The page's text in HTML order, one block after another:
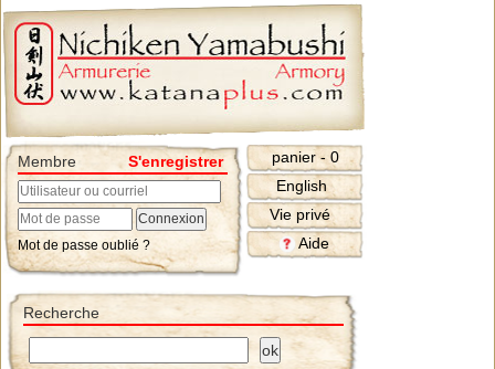
Membre S'enregistrer
Mot de passe oublié ?
panier - 0
English
Vie privé
Aide
Recherche